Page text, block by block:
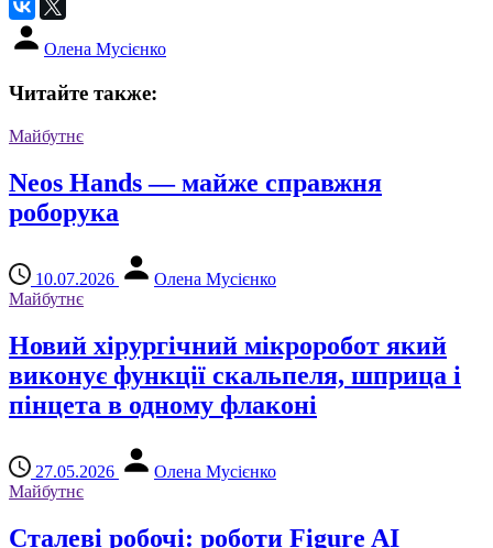
Олена Мусієнко
Читайте также:
Майбутнє
Neos Hands — майже справжня
роборука
10.07.2026
Олена Мусієнко
Майбутнє
Новий хірургічний мікроробот який
виконує функції скальпеля, шприца і
пінцета в одному флаконі
27.05.2026
Олена Мусієнко
Майбутнє
Сталеві робочі: роботи Figure AI